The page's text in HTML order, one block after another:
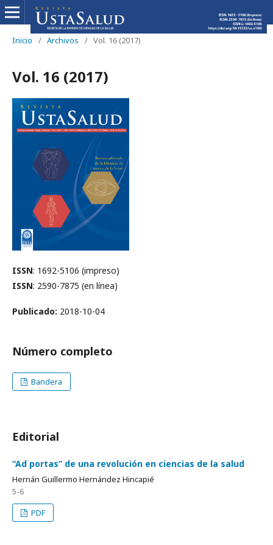
Inicio / Archivos / Vol. 16 (2017)
Vol. 16 (2017)
ISSN: 1692-5106 (impreso)
ISSN: 2590-7875 (en línea)
Publicado: 2018-10-04
Número completo
Bandera
Editorial
“Ad portas” de una revolución en ciencias de la salud
Hernán Guillermo Hernández Hincapié
5-6
PDF